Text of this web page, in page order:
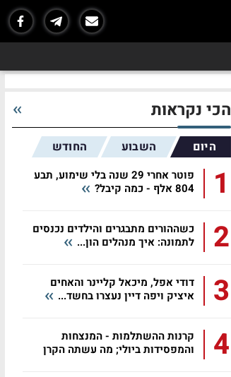
הכי נקראות
היום השבוע החודש
1
פוטר אחרי 29 שנה בלי שימוע, תבע
804 אלף - כמה קיבל?
2
כשההורים מתבגרים והילדים נכנסים
לתמונה: איך מנהלים הון...
3
דודי אפל, מיכאל קליינר והאחים
איציק ויפה דיין נעצרו בחשד...
4
קרנות ההשתלמות - המנצחות
והמפסידות ביולי; מה עשתה הקרן